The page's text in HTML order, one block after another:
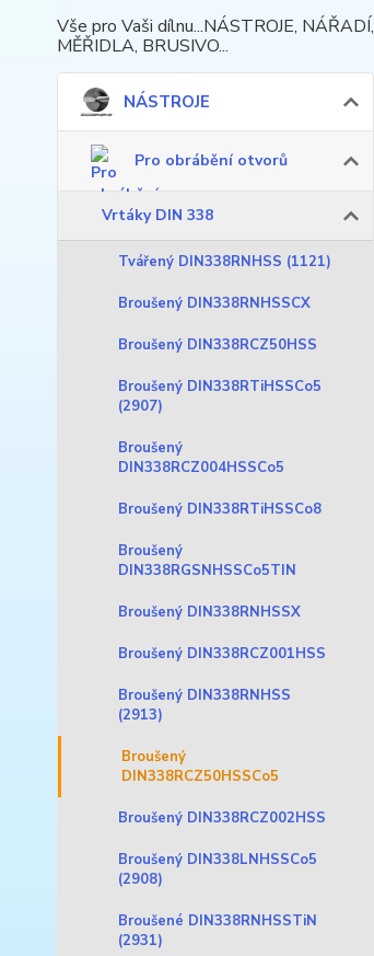
Vše pro Vaši dílnu...NÁSTROJE, NÁŘADÍ,
MĚŘIDLA, BRUSIVO...
NÁSTROJE
Pro obrábění otvorů
Vrtáky DIN 338
Tvářený DIN338RNHSS (1121)
Broušený DIN338RNHSSCX
Broušený DIN338RCZ50HSS
Broušený DIN338RTiHSSCo5
(2907)
Broušený
DIN338RCZ004HSSCo5
Broušený DIN338RTiHSSCo8
Broušený
DIN338RGSNHSSCo5TIN
Broušený DIN338RNHSSX
Broušený DIN338RCZ001HSS
Broušený DIN338RNHSS
(2913)
Broušený
DIN338RCZ50HSSCo5
Broušený DIN338RCZ002HSS
Broušený DIN338LNHSSCo5
(2908)
Broušené DIN338RNHSSTiN
(2931)